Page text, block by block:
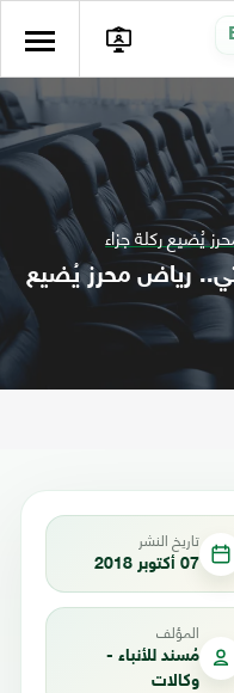
يُضيع ركلة جزاء
رياض محرز يُضيع
تاريخ النشر
07 أكتوبر 2018
المؤلف
مُسند للأنباء -
وكالات